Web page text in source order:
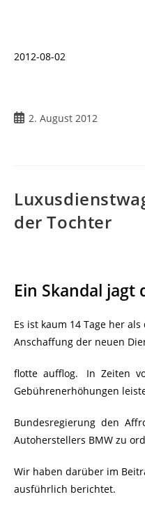
2012-08-02
Beitrag2. August 2012
der Tochter
Ein Skandal jagt
Es ist kaum 14 Tage her
Anschaffung der neuen
flotte aufflog. In Zeiten
Gebührenerhöhungen
Bundesregierung den
Autoherstellers BMW zu
Wir haben darüber im
ausführlich berichtet.